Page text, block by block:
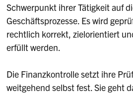
Schwerpunkt ihrer Tätigkeit auf
Geschäftsprozesse. Es wird
rechtlich korrekt, zielorientiert
erfüllt werden.
Die Finanzkontrolle setzt ihre
weitgehend selbst fest. Sie geht